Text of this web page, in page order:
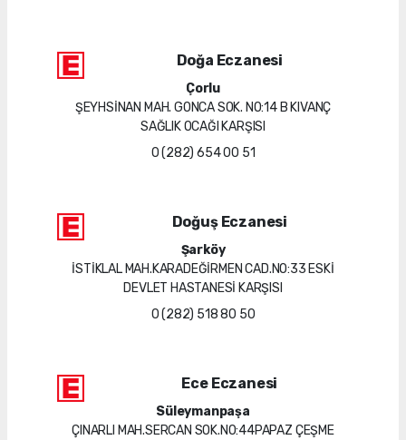
Doğa Eczanesi
Çorlu
ŞEYHSİNAN MAH. GONCA SOK. NO:14 B KIVANÇ
SAĞLIK OCAĞI KARŞISI
0 (282) 654 00 51
Doğuş Eczanesi
Şarköy
İSTİKLAL MAH.KARADEĞİRMEN CAD.NO:33 ESKİ
DEVLET HASTANESİ KARŞISI
0 (282) 518 80 50
Ece Eczanesi
Süleymanpaşa
ÇINARLI MAH.SERCAN SOK.NO:44PAPAZ ÇEŞME